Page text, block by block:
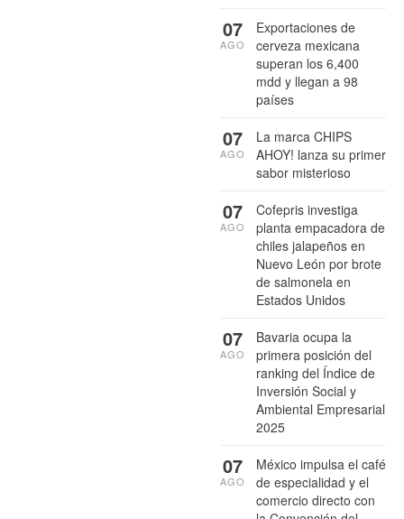
Exportaciones de
cerveza mexicana
superan los 6,400
mdd y llegan a 98
países
07
AGO
La marca CHIPS
AHOY! lanza su primer
sabor misterioso
07
AGO
Cofepris investiga
planta empacadora de
chiles jalapeños en
Nuevo León por brote
de salmonela en
Estados Unidos
07
AGO
Bavaria ocupa la
primera posición del
ranking del Índice de
Inversión Social y
Ambiental Empresarial
2025
07
AGO
México impulsa el café
de especialidad y el
comercio directo con
07
AGO